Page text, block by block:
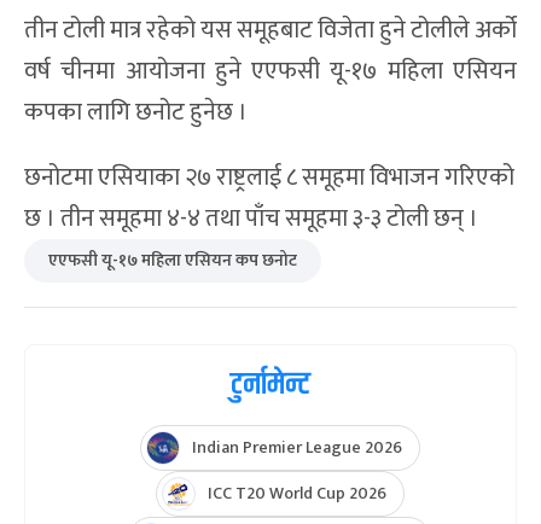
तीन टोली मात्र रहेको यस समूहबाट विजेता हुने टोलीले अर्को
वर्ष चीनमा आयोजना हुने एएफसी यू-१७ महिला एसियन
कपका लागि छनोट हुनेछ ।
छनोटमा एसियाका २७ राष्ट्रलाई ८ समूहमा विभाजन गरिएको
छ । तीन समूहमा ४-४ तथा पाँच समूहमा ३-३ टोली छन् ।
एएफसी यू-१७ महिला एसियन कप छनोट
टुर्नामेन्ट
Indian Premier League 2026
ICC T20 World Cup 2026